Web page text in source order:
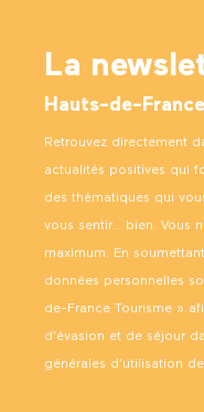
La
Hauts-de-
Retrouvez directement
actualités positives qui
des thématiques qui
vous sentir… bien. Vous
maximum. En
données personnelles
de-France Tourisme »
d’évasion et de séjour
générales d’utilisation